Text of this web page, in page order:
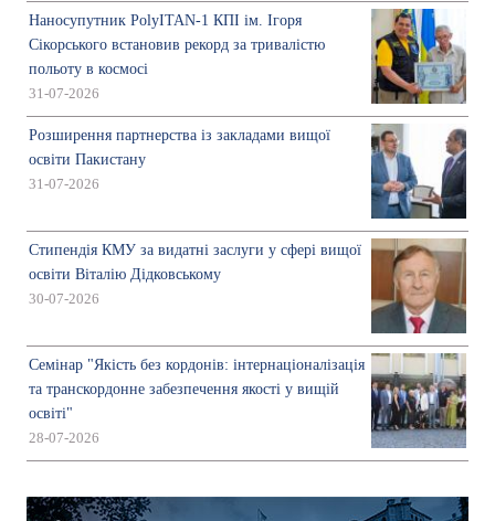
Наносупутник PolyITAN-1 КПІ ім. Ігоря
Сікорського встановив рекорд за тривалістю
польоту в космосі
31-07-2026
Розширення партнерства із закладами вищої
освіти Пакистану
31-07-2026
Стипендія КМУ за видатні заслуги у сфері вищої
освіти Віталію Дідковському
30-07-2026
Семінар "Якість без кордонів: інтернаціоналізація
та транскордонне забезпечення якості у вищій
освіті"
28-07-2026